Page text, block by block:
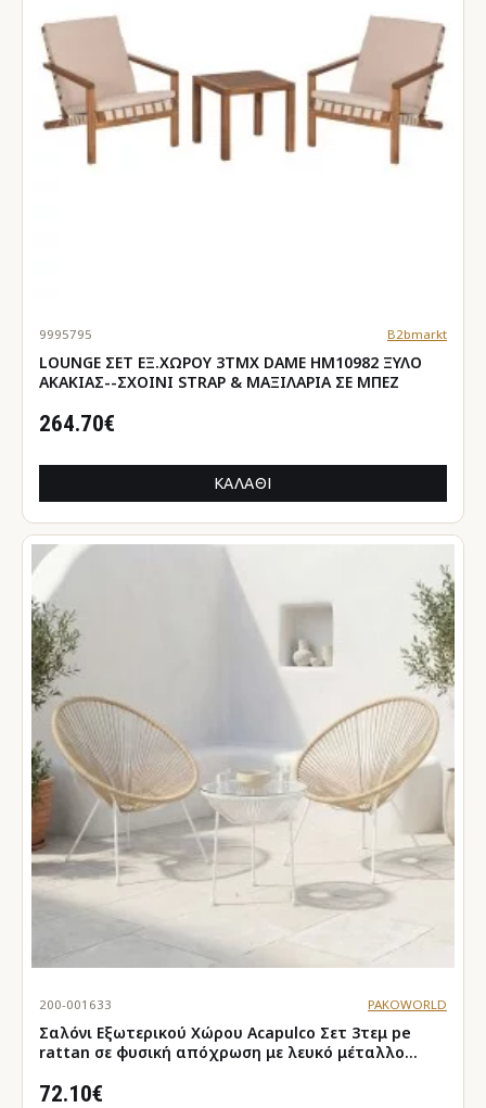
9995795 B2bmarkt
LOUNGE ΣΕΤ ΕΞ.ΧΩΡΟΥ 3ΤΜΧ DAME HM10982 ΞΥΛΟ
ΑΚΑΚΙΑΣ--ΣΧΟΙΝΙ STRAP & ΜΑΞΙΛΑΡΙΑ ΣΕ ΜΠΕΖ
264.70€
ΚΑΛΆΘΙ
200-001633 PAKOWORLD
Σαλόνι Εξωτερικού Χώρου Acapulco Σετ 3τεμ pe
rattan σε φυσική απόχρωση με λευκό μέταλλο
72.10€